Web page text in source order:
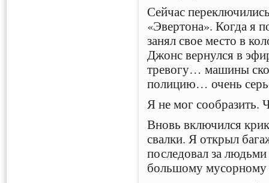
Сейчас
«Эвертона». Когда я
занял свое место в
Джонс вернулся в
тревогу… машины
полицию… очень
Я не мог сообразить.
Вновь включился
свалки. Я открыл
последовал за
большому мусорному